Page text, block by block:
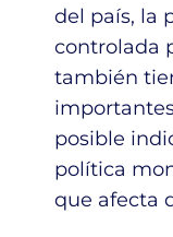
del país, la
controlada
también
posible
política
que afecta